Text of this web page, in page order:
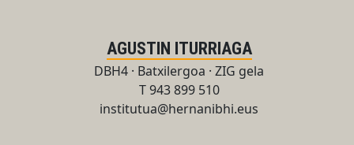
AGUSTIN ITURRIAGA
DBH4 · Batxilergoa · ZIG gela
T 943 899 510
institutua@hernanibhi.eus